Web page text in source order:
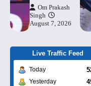
Om Prakash
Singh
August 7, 2026
Live Traffic Feed
Today
Yesterday